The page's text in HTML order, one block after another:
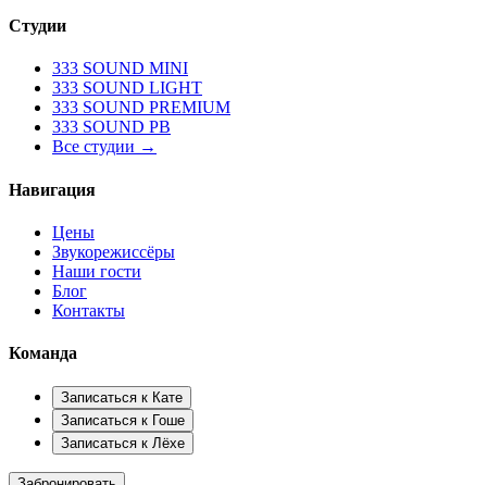
Студии
333 SOUND MINI
333 SOUND LIGHT
333 SOUND PREMIUM
333 SOUND PB
Все студии →
Навигация
Цены
Звукорежиссёры
Наши гости
Блог
Контакты
Команда
Записаться к Кате
Записаться к Гоше
Записаться к Лёхе